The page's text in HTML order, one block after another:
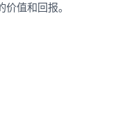
值和回报。